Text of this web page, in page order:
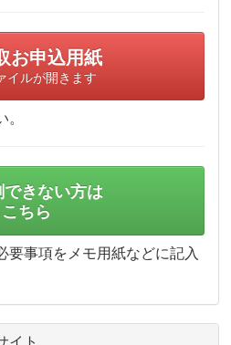
お申込用紙
イルが開きます
きない方は
こちら
要事項をメモ用紙などに記入
イト